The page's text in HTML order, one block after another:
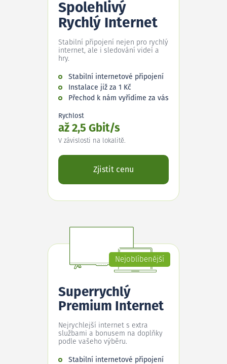
Spolehlivý
Rychlý Internet
Stabilní připojení nejen pro rychlý
internet, ale i sledování videí a
hry.
Stabilní internetové připojení
Instalace již za 1 Kč
Přechod k nám vyřídíme za vás
Rychlost
až 2,5 Gbit/s
V závislosti na lokalitě.
Zjistit cenu
Nejoblíbenější
Superrychlý
Premium Internet
Nejrychlejší internet s extra
službami a bonusem na doplňky
podle vašeho výběru.
Stabilní internetové připojení